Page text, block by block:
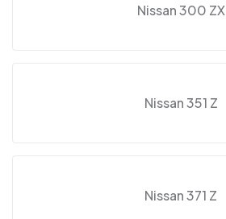
Nissan 300 ZX
Nissan 351 Z
Nissan 371 Z